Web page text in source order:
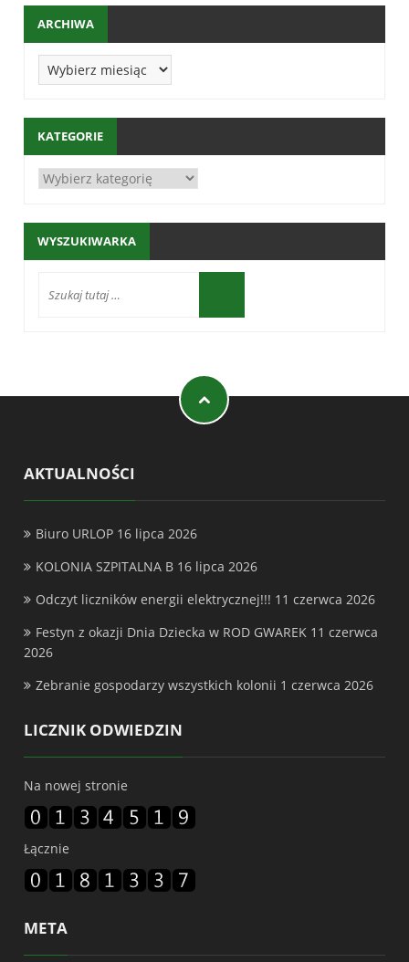
ARCHIWA
KATEGORIE
WYSZUKIWARKA
AKTUALNOŚCI
Biuro URLOP 16 lipca 2026
KOLONIA SZPITALNA B 16 lipca 2026
Odczyt liczników energii elektrycznej!!! 11 czerwca 2026
Festyn z okazji Dnia Dziecka w ROD GWAREK 11 czerwca
2026
Zebranie gospodarzy wszystkich kolonii 1 czerwca 2026
LICZNIK ODWIEDZIN
Na nowej stronie
Łącznie
META